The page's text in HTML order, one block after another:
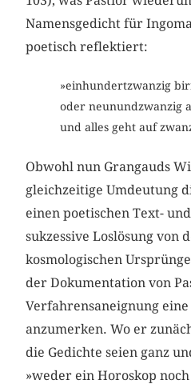
Namensgedicht für
poetisch reflektiert:
»einhundertzwanzig
oder neunundzwanzig
und alles geht auf
Obwohl nun Grangauds
gleichzeitige Umdeutung
einen poetischen Text-
sukzessive Loslösung von
kosmologischen
der Dokumentation von
Verfahrensaneignung
anzumerken. Wo er
die Gedichte seien ganz
»weder ein Horoskop